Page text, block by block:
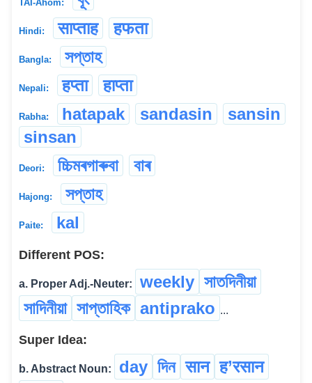
TAI-Ahom:
Hindi: साप्ताह हफता
Bangla: সপ্তাহ
Nepali: हप्ता हाप्ता
Rabha: hatapak sandasin
sansin
sinsan
Deori: চ্চিমৰগাৰুবা বাৰ
Hajong: সপ্তাহ
Paite: kal
Different POS:
a. Proper Adj.-Neuter: weekly সাতদিনীয়া
সাদিনীয়া সাপ্তাহিক antiprako ...
Super Idea:
b. Abstract Noun: day দিন सान ह’रसान